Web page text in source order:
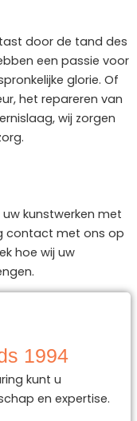
door de tand des
een passie voor
glorie. Of
het repareren van
wij zorgen
kunstwerken met
contact met ons op
hoe wij uw
1994
kunt u
en expertise.